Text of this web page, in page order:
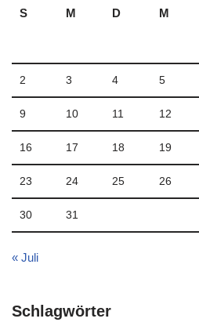
S
M D M
2 3 4 5
9 10 11 12
16 17 18 19
23 24 25 26
30 31
« Juli
Schlagwörter